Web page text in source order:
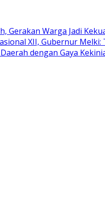
Gerakan Warga Jadi
XII, Gubernur
dengan Gaya